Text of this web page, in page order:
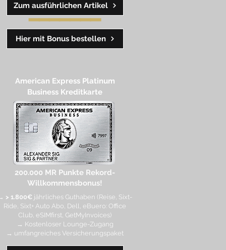
Hier mit Bonus bestellen
Zum ausführlichen Artikel
━━━━━━━
American Express Platinum
Business Kreditkarte​
200.000 MR Punkte Rekord-
Willkommensbonus!
> 1.800€ jährliches Guthaben (Reise, Sixt-
Ride, Sixt+ Auto Abo, Dell, eBuero: Office
Club, eSIMfirst, GetMyInvoices)
→ Kostenloser Lounge-Zugang
→ umfangreiches Versicherungspaket